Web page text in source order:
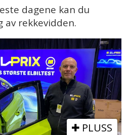
dagene kan du
av rekkevidden.
PLUSS